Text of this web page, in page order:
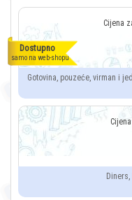
Dostupno
samo na web-shopu
Gotovina, pouzeće, virman i